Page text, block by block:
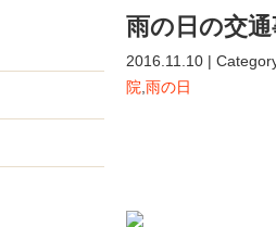
雨の日の交
2016.11.10 |
院 雨の日